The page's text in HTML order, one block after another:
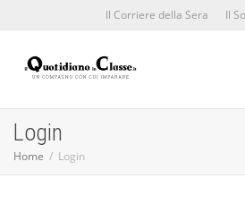
Il Corriere della Sera Il
Login
Home Login